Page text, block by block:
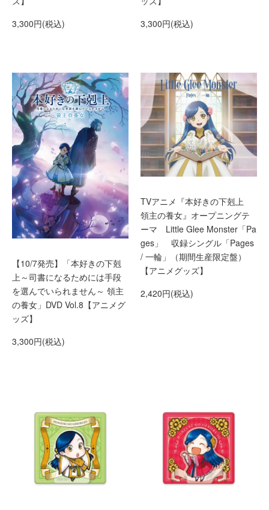
3,300円(税込)
3,300円(税込)
【10/7発売】「本好きの下剋
上～司書になるためには手段
を選んでいられません～ 領主
の養女」DVD Vol.8【アニメグ
ッズ】
3,300円(税込)
TVアニメ『本好きの下剋上
領主の養女』オープニングテ
ーマ Little Glee Monster「Pa
ges」 収録シングル「Pages
/ 一輪」（期間生産限定盤）
【アニメグッズ】
2,420円(税込)